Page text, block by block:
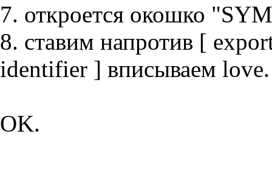
7. откроется окошко
8. ставим напротив [
identifier ] вписываем love.
OK.